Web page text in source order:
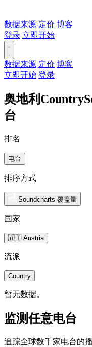
数据来源 定价 博客
登录 立即开始
数据来源 定价 博客
立即开始 登录
奥地利
台
排名
电台
排序方式
Soundcharts 覆盖量
国家
🇦🇹 Austria
流派
Country
暂无数据。
监测任意电台
追踪全球数千家电台的